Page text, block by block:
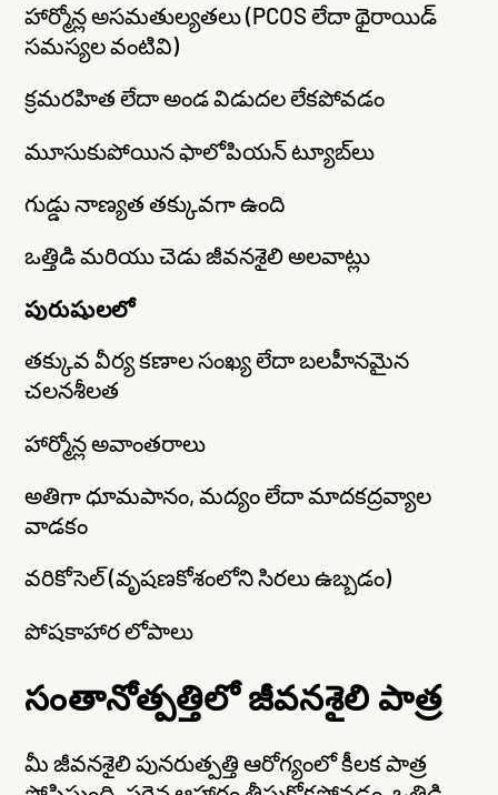
హార్మోన్ల అసమతుల్యతలు (PCOS లేదా థైరాయిడ్
సమస్యల వంటివి)
క్రమరహిత లేదా అండ విడుదల లేకపోవడం
మూసుకుపోయిన ఫాలోపియన్ ట్యూబ్‌లు
గుడ్డు నాణ్యత తక్కువగా ఉంది
ఒత్తిడి మరియు చెడు జీవనశైలి అలవాట్లు
పురుషులలో
తక్కువ వీర్య కణాల సంఖ్య లేదా బలహీనమైన
చలనశీలత
హార్మోన్ల అవాంతరాలు
అతిగా ధూమపానం, మద్యం లేదా మాదకద్రవ్యాల
వాడకం
వరికోసెల్ (వృషణకోశంలోని సిరలు ఉబ్బడం)
పోషకాహార లోపాలు
సంతానోత్పత్తిలో జీవనశైలి పాత్ర
మీ జీవనశైలి పునరుత్పత్తి ఆరోగ్యంలో కీలక పాత్ర